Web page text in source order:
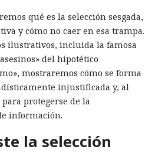
qué es la selección sesgada,
y cómo no caer en esa trampa.
ilustrativos, incluida la famosa
del hipotético
mostraremos cómo se forma
injustificada y, al
protegerse de la
información.
la selección